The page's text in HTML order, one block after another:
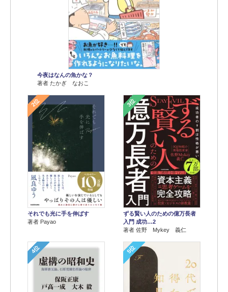
今夜はなんの魚かな？
著者 たかぎ なおこ
2位
それでも光に手を伸ばす
著者 Payao
3位
ずる賢い人のための億万長者
入門 成功…2
著者 佐野 Mykey 義仁
4位 5位